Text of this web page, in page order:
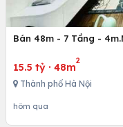
Bán 48m - 7 Tầng -
15.5 tỷ · 48m
2
Thành phố Hà Nội
hôm qua